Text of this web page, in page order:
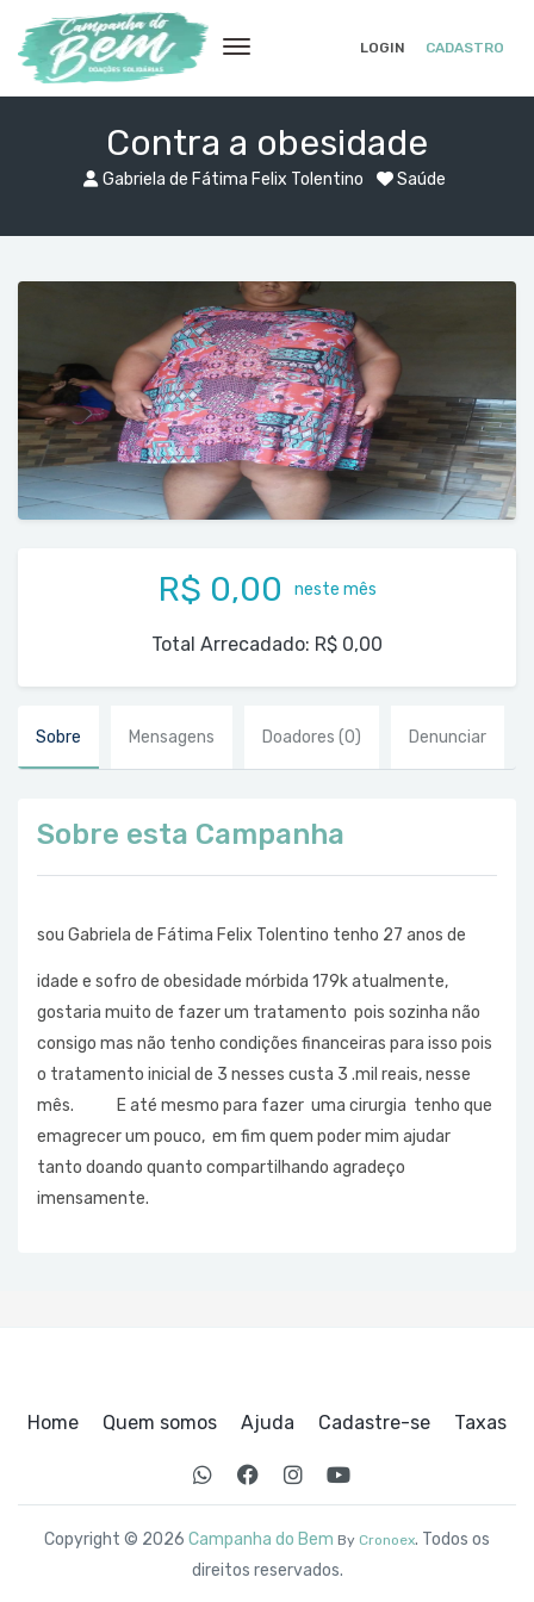
LOGIN CADASTRO
Contra a obesidade
Gabriela de Fátima Felix Tolentino Saúde
R$ 0,00 neste mês
Total Arrecadado: R$ 0,00
Sobre Mensagens Doadores (0) Denunciar
Sobre esta Campanha
sou Gabriela de Fátima Felix Tolentino tenho 27 anos de
idade e sofro de obesidade mórbida 179k atualmente,
gostaria muito de fazer um tratamento pois sozinha não
consigo mas não tenho condições financeiras para isso pois
o tratamento inicial de 3 nesses custa 3 .mil reais, nesse
mês. E até mesmo para fazer uma cirurgia tenho que
emagrecer um pouco, em fim quem poder mim ajudar
tanto doando quanto compartilhando agradeço
imensamente.
Home Quem somos Ajuda Cadastre-se Taxas
Copyright © 2026 Campanha do Bem By Cronoex. Todos os
direitos reservados.